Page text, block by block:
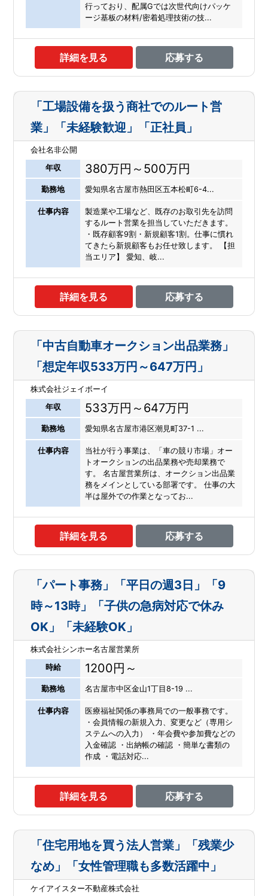
行っており、配属Gでは次世代向けパッケ
ージ基板の材料/密着処理技術の技...
詳細を見る 応募する
「工場設備を扱う商社でのルート営
業」「未経験歓迎」「正社員」
会社名非公開
年収
380万円～500万円
勤務地 愛知県名古屋市熱田区五本松町6-4...
仕事内容
製造業や工場など、既存のお取引先を訪問
するルート営業を担当していただきます。
・既存顧客9割・新規顧客1割。仕事に慣れ
てきたら新規顧客もお任せ致します。 【担
当エリア】 愛知、岐...
詳細を見る 応募する
「中古自動車オークション出品業務」
「想定年収533万円～647万円」
株式会社ジェイボーイ
年収
533万円～647万円
勤務地 愛知県名古屋市港区潮見町37-1 ...
仕事内容
当社が行う事業は、「車の競り市場」オー
トオークションの出品業務や売却業務で
す。 名古屋営業所は、オークション出品業
務をメインとしている部署です。 仕事の大
半は屋外での作業となってお...
詳細を見る 応募する
「パート事務」「平日の週3日」「9
時～13時」「子供の急病対応で休み
OK」「未経験OK」
株式会社シンホー名古屋営業所
時給
1200円～
勤務地 名古屋市中区金山1丁目8-19 ...
仕事内容
医療福祉関係の事務局での一般事務です。
・会員情報の新規入力、変更など（専用シ
ステムへの入力） ・年会費や参加費などの
入金確認 ・出納帳の確認 ・簡単な書類の
作成 ・電話対応...
詳細を見る 応募する
「住宅用地を買う法人営業」「残業少
なめ」「女性管理職も多数活躍中」
ケイアイスター不動産株式会社